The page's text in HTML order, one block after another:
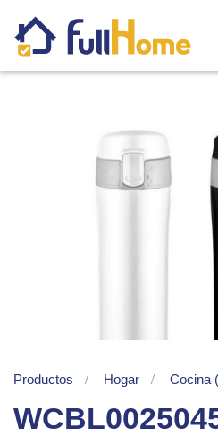
Skip to main content
Productos Hogar Cocina